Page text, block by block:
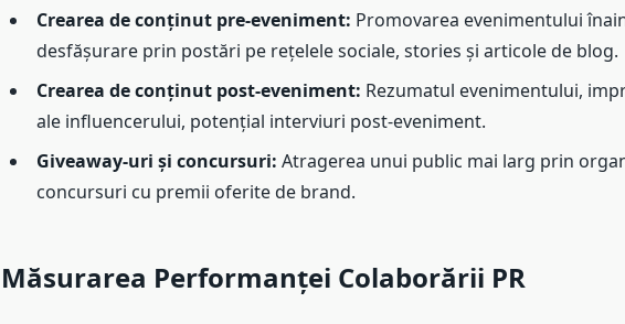
Crearea de conținut pre-eveniment: Promovarea evenimentului
desfășurare prin postări pe rețelele sociale, stories și articole de blog.
Crearea de conținut post-eveniment: Rezumatul evenimentului,
ale influencerului, potențial interviuri post-eveniment.
Giveaway-uri și concursuri: Atragerea unui public mai larg prin
concursuri cu premii oferite de brand.
Măsurarea Performanței Colaborării PR